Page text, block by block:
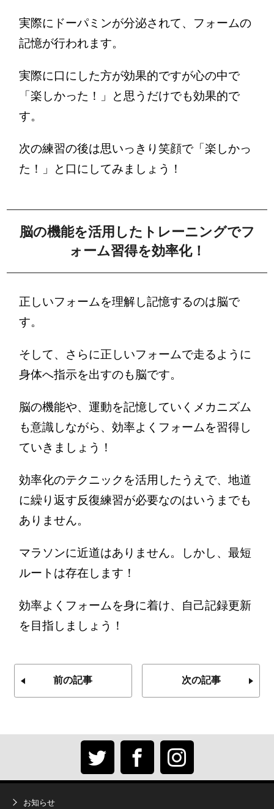
実際にドーパミンが分泌されて、フォームの
記憶が行われます。
実際に口にした方が効果的ですが心の中で
「楽しかった！」と思うだけでも効果的で
す。
次の練習の後は思いっきり笑顔で「楽しかっ
た！」と口にしてみましょう！
脳の機能を活用したトレーニングでフ
ォーム習得を効率化！
正しいフォームを理解し記憶するのは脳で
す。
そして、さらに正しいフォームで走るように
身体へ指示を出すのも脳です。
脳の機能や、運動を記憶していくメカニズム
も意識しながら、効率よくフォームを習得し
ていきましょう！
効率化のテクニックを活用したうえで、地道
に繰り返す反復練習が必要なのはいうまでも
ありません。
マラソンに近道はありません。
しかし、最短
ルートは存在します！
効率よくフォームを身に着け、自己記録更新
を目指しましょう！
次の記事
前の記事
お知らせ